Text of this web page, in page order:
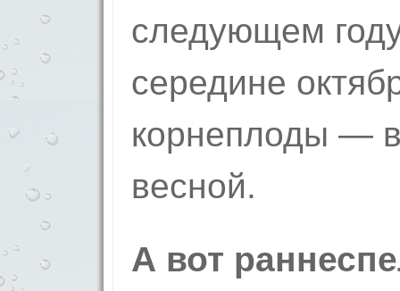
следующем
середине
корнеплоды —
весной.
А вот